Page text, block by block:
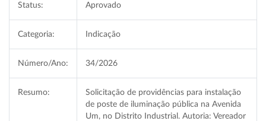
Status: Aprovado
Categoria: Indicação
Número/Ano: 34/2026
Resumo:
Solicitação de providências para instalação
de poste de iluminação pública na Avenida
Um, no Distrito Industrial. Autoria: Vereador